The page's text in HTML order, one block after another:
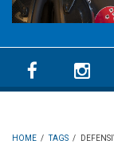
HOME / TAGS /